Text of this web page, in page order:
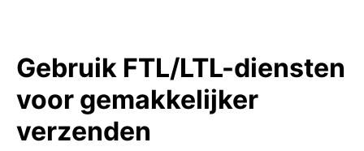
Gebruik FTL/LTL-diensten
voor gemakkelijker
verzenden